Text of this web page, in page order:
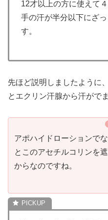
12才以上の方に使えて
手の汗が半分以下にざ
す。
先ほど説明しましたように
とエクリン汗腺から汗がでま
アポハイドローションで
とこのアセチルコリンを
からなのですね。